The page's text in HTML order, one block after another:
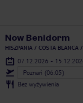
Now Benidorm
HISZPANIA COSTA BLANCA
07.12.2026 -
Poznań (06:05)
Bez wyżywienia